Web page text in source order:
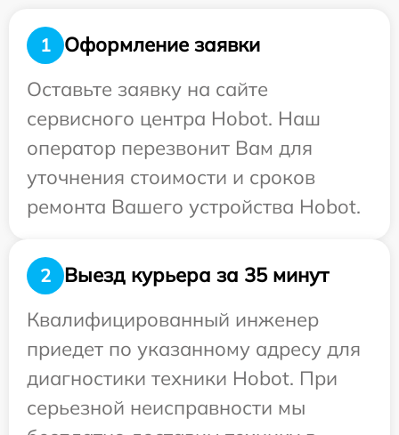
1
Оформление заявки
Оставьте заявку на сайте
сервисного центра Hobot. Наш
оператор перезвонит Вам для
уточнения стоимости и сроков
ремонта Вашего устройства Hobot.
2
Выезд курьера за 35 минут
Квалифицированный инженер
приедет по указанному адресу для
диагностики техники Hobot. При
серьезной неисправности мы